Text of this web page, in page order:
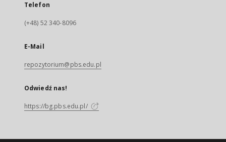
Telefon
(+48) 52 340-8096
E-Mail
repozytorium@pbs.edu.pl
Odwiedź nas!
https://bg.pbs.edu.pl/